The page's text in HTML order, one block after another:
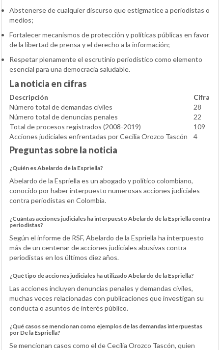
Abstenerse de cualquier discurso que estigmatice a periodistas o
medios;
Fortalecer mecanismos de protección y políticas públicas en favor
de la libertad de prensa y el derecho a la información;
Respetar plenamente el escrutinio periodístico como elemento
esencial para una democracia saludable.
La noticia en cifras
Descripción
Cifra
Número total de demandas civiles
28
Número total de denuncias penales
22
Total de procesos registrados (2008-2019)
109
Acciones judiciales enfrentadas por Cecilia Orozco Tascón
4
Preguntas sobre la noticia
¿Quién es Abelardo de la Espriella?
Abelardo de la Espriella es un abogado y político colombiano,
conocido por haber interpuesto numerosas acciones judiciales
contra periodistas en Colombia.
¿Cuántas acciones judiciales ha interpuesto Abelardo de la Espriella contra
periodistas?
Según el informe de RSF, Abelardo de la Espriella ha interpuesto
más de un centenar de acciones judiciales abusivas contra
periodistas en los últimos diez años.
¿Qué tipo de acciones judiciales ha utilizado Abelardo de la Espriella?
Las acciones incluyen denuncias penales y demandas civiles,
muchas veces relacionadas con publicaciones que investigan su
conducta o asuntos de interés público.
¿Qué casos se mencionan como ejemplos de las demandas interpuestas
por De la Espriella?
Se mencionan casos como el de Cecilia Orozco Tascón, quien